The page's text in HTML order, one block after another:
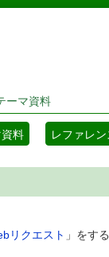
システム
ーマ資料
料 レファレ
リクエスト 」をす